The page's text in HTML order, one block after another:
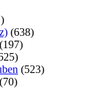
(638)
(197)
(523)
(70)